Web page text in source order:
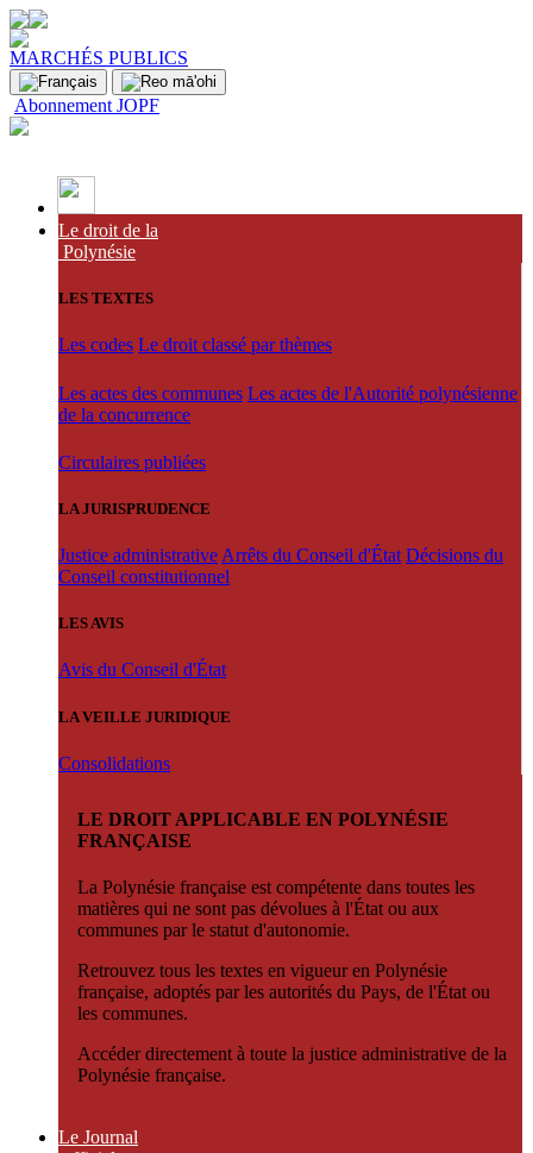
MARCHÉS PUBLICS
Abonnement JOPF
Le droit de la
Polynésie
LES TEXTES
Les codes Le droit classé par thèmes
Les actes des communes Les actes de l'Autorité polynésienne
de la concurrence
Circulaires publiées
LA JURISPRUDENCE
Justice administrative Arrêts du Conseil d'État Décisions du
Conseil constitutionnel
LES AVIS
Avis du Conseil d'État
LA VEILLE JURIDIQUE
Consolidations
LE DROIT APPLICABLE EN POLYNÉSIE
FRANÇAISE
La Polynésie française est compétente dans toutes les
matières qui ne sont pas dévolues à l'État ou aux
communes par le statut d'autonomie.
Retrouvez tous les textes en vigueur en Polynésie
française, adoptés par les autorités du Pays, de l'État ou
les communes.
Accéder directement à toute la justice administrative de la
Polynésie française.
Le Journal